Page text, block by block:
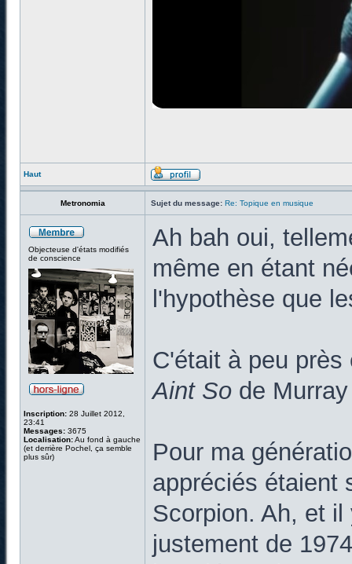
Haut
Metronomia Sujet du message: Re: Topique en musique
Objecteuse d'états modifiés
de conscience
Inscription: 28 Juillet 2012,
23:41
Messages: 3675
Localisation:Au fond à gauche
(et derrière Pochel, ça semble
plus sûr)
Ah bah oui,
même en étant
l'hypothèse que
C'était à peu
Aint So de
Pour ma
appréciés étaient
Scorpion. Ah, et
justement de